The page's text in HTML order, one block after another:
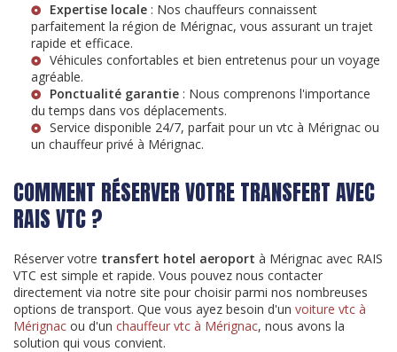
Expertise locale : Nos chauffeurs connaissent
parfaitement la région de Mérignac, vous assurant un trajet
rapide et efficace.
Véhicules confortables et bien entretenus pour un voyage
agréable.
Ponctualité garantie : Nous comprenons l'importance
du temps dans vos déplacements.
Service disponible 24/7, parfait pour un vtc à Mérignac ou
un chauffeur privé à Mérignac.
COMMENT RÉSERVER VOTRE TRANSFERT AVEC
RAIS VTC ?
Réserver votre transfert hotel aeroport à Mérignac avec RAIS
VTC est simple et rapide. Vous pouvez nous contacter
directement via notre site pour choisir parmi nos nombreuses
options de transport. Que vous ayez besoin d'un voiture vtc à
Mérignac ou d'un chauffeur vtc à Mérignac, nous avons la
solution qui vous convient.